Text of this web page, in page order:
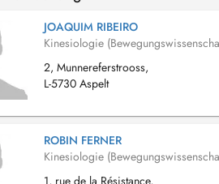
JOAQUIM RIBEIRO
Kinesiologie
2, Munnereferstrooss,
L-5730 Aspelt
ROBIN FERNER
Kinesiologie
1, rue de la Résistance,